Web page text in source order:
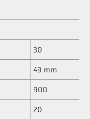
30
49 mm
900
20